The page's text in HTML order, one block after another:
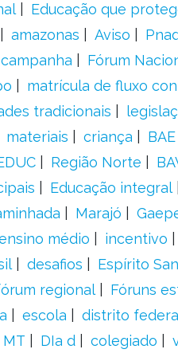
Educação que
amazonas Aviso
campanha Fórum
matrícula de fluxo
tradicionais
materiais criança BAE
Região Norte
Educação integral
Marajó
médio incentivo
desafios Espírito
regional
Fóruns
escola distrito
MT DIa d colegiado